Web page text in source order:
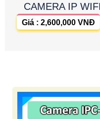
CAMERA IP
Giá : 2,600,000 VNĐ